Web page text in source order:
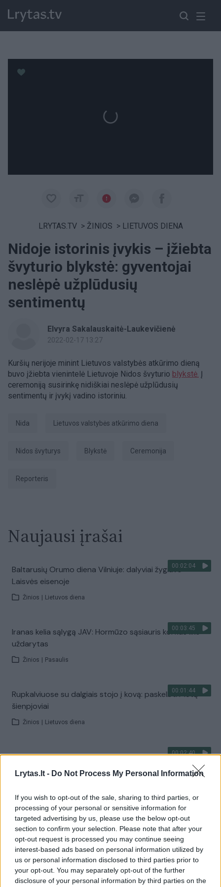
Lrytas.lt - Do Not Process My Personal Information
If you wish to opt-out of the sale, sharing to third parties, or
processing of your personal or sensitive information for
targeted advertising by us, please use the below opt-out
section to confirm your selection. Please note that after your
opt-out request is processed you may continue seeing
interest-based ads based on personal information utilized by
us or personal information disclosed to third parties prior to
your opt-out. You may separately opt-out of the further
disclosure of your personal information by third parties on the
LRYTAS.TV > ŽINIOS > LIETUVOS DIENA
Nidoje istorinis įvykis – įžiebta
švyturio blykstė: gyventojai
neslėpė užplūdusių
sentimentų
Elvyra Sakalauskaitė-Laukevičienė
2022-02-17 13:27
Kuršių nerijoje minint Lietuvos valstybės atkūrimo dieną
buvo įžiebta vienintelė Lietuvoje Nidos švyturio blykstė. Į
ceremoniją susirinkę nidiškiai neslėpė užplūdusių
sentimentų ir įvykį vadino istoriniu.
Nida Lietuvos valstybės atkūrimo diena
Nidos švyturys blykstė ceremonija
Reporteris
Naujausi įrašai
00:02:04
Baltarusių Orumo diena Vilniuje: dalyviai žygiavo
Laisvės eisenoje
Žinios Lietuvos diena
00:03:45
Iranas kelia sąlygą JAV: Hormūzo sąsiauris kol kas liks
uždarytas
Žinios Pasaulis
00:01:44
Rupkalviuose su dalgiais stojo į kovą: paskelbti Metų
šienpjoviai
Žinios Lietuvos diena
00:02:40
Danija stiprina gynybą: kariams teks tarnauti ilgiau
Žinios | Pasaulis
Visi įrašai
Žiūrimiausi įrašai
00:00:30